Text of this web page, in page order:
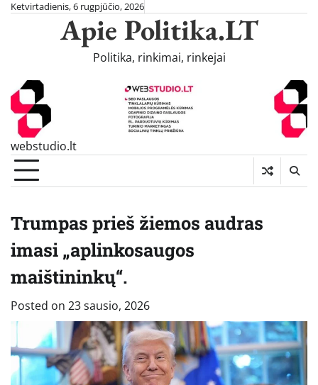
SkipKetvirtadienis, 6 rugpjūčio, 2026
Apie Politika.LT
Politika, rinkimai, rinkejai
webstudio.lt
Trumpas prieš žiemos audras
imasi „aplinkosaugos
maištininkų“.
Posted on 23 sausio, 2026